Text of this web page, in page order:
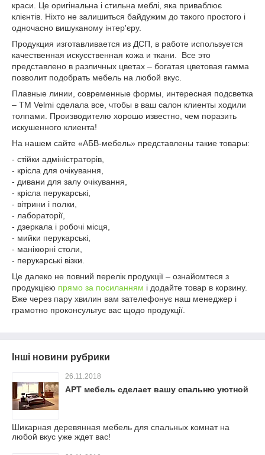
краси. Це оригінальна і стильна меблі, яка приваблює
клієнтів. Ніхто не залишиться байдужим до такого простого і
одночасно вишуканому інтер'єру.
Продукция изготавливается из ДСП, в работе используется
качественная искусственная кожа и ткани. Все это
представлено в различных цветах – богатая цветовая гамма
позволит подобрать мебель на любой вкус.
Плавные линии, современные формы, интересная подсветка
– ТМ Velmi сделала все, чтобы в ваш салон клиенты ходили
толпами. Производителю хорошо известно, чем поразить
искушенного клиента!
На нашем сайте «АБВ-мебель» представлены такие товары:
- стійки адміністраторів,
- крісла для очікування,
- дивани для залу очікування,
- крісла перукарські,
- вітрини і полки,
- лабораторії,
- дзеркала і робочі місця,
- мийки перукарські,
- манікюрні столи,
- перукарські візки.
Це далеко не повний перелік продукції – ознайомтеся з
продукцією прямо за посиланням і додайте товар в корзину.
Вже через пару хвилин вам зателефонує наш менеджер і
грамотно проконсультує вас щодо продукції.
Інші новини рубрики
26.11.2018
АРТ мебель сделает вашу спальню уютной
Шикарная деревянная мебель для спальных комнат на
любой вкус уже ждет вас!